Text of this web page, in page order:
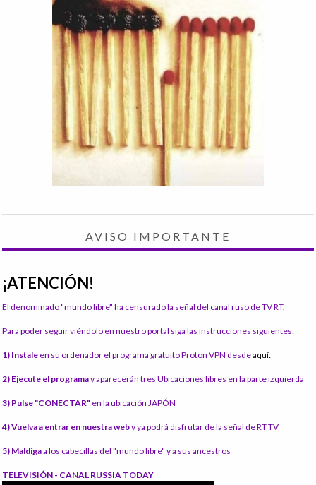
AVISO IMPORTANTE
¡ATENCIÓN!
El denominado "mundo libre" ha censurado la señal del canal ruso de TV RT.
Para poder seguir viéndolo en nuestro portal siga las instrucciones siguientes:
1) Instale en su ordenador el programa gratuito Proton VPN desdeaquí:
2) Ejecute el programay aparecerán tres Ubicaciones libres en la parte izquierda
3) Pulse "CONECTAR" en la ubicación JAPÓN
4) Vuelva a entrar en nuestra weby ya podrá disfrutar de la señal de RT TV
5) Maldigaa los cabecillas del "mundo libre" y a sus ancestros
TELEVISIÓN - CANAL RUSSIA TODAY